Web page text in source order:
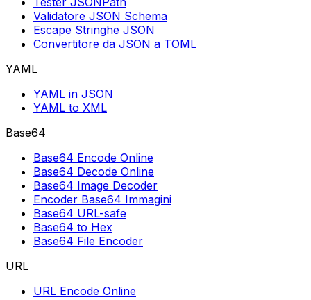
Validatore JSON Schema
Escape Stringhe JSON
Convertitore da JSON a TOML
YAML
YAML in JSON
YAML to XML
Base64
Base64 Encode Online
Base64 Decode Online
Base64 Image Decoder
Encoder Base64 Immagini
Base64 URL-safe
Base64 to Hex
Base64 File Encoder
URL
URL Encode Online